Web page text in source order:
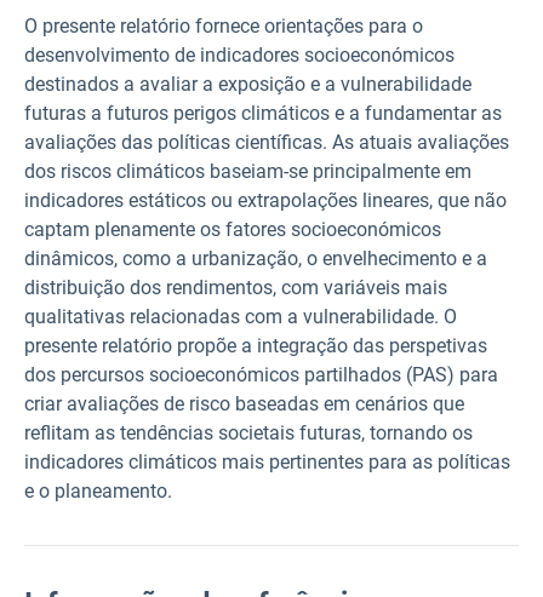
O presente relatório fornece orientações para o
desenvolvimento de indicadores socioeconómicos
destinados a avaliar a exposição e a vulnerabilidade
futuras a futuros perigos climáticos e a fundamentar as
avaliações das políticas científicas. As atuais avaliações
dos riscos climáticos baseiam-se principalmente em
indicadores estáticos ou extrapolações lineares, que não
captam plenamente os fatores socioeconómicos
dinâmicos, como a urbanização, o envelhecimento e a
distribuição dos rendimentos, com variáveis mais
qualitativas relacionadas com a vulnerabilidade. O
presente relatório propõe a integração das perspetivas
dos percursos socioeconómicos partilhados (PAS) para
criar avaliações de risco baseadas em cenários que
reflitam as tendências societais futuras, tornando os
indicadores climáticos mais pertinentes para as políticas
e o planeamento.